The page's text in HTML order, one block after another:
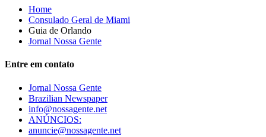
Home
Consulado Geral de Miami
Guia de Orlando
Jornal Nossa Gente
Entre em contato
Jornal Nossa Gente
Brazilian Newspaper
info@nossagente.net
ANÚNCIOS:
anuncie@nossagente.net